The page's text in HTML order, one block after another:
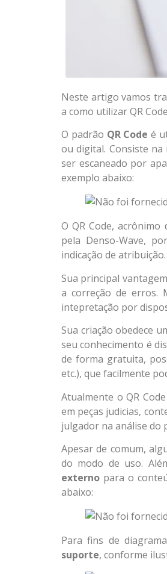
Neste artigo vamos
a como utilizar QR
O padrão QR Code é
ou digital. Consiste
ser escaneado por
exemplo abaixo:
O QR Code,
pela Denso-Wave,
indicação de atribuição.
Sua principal
a correção de erros.
intepretação por
Sua criação obedece
seu conhecimento é
de forma gratuita,
etc.), que facilmente
Atualmente o QR
em peças judicias,
julgador na análise do
Apesar de comum,
do modo de uso.
externo para o
abaixo:
Para fins de
suporte, conforme